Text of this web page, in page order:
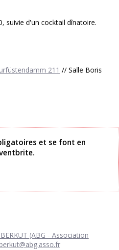
suivie d'un cocktail dînatoire.
211 // Salle Boris
et se font en
(ABG - Association